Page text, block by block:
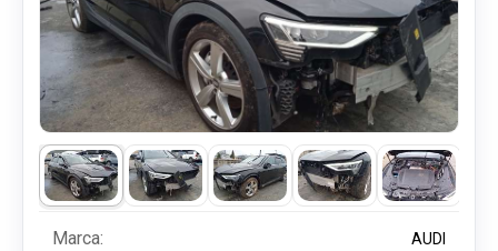
Marca: AUDI